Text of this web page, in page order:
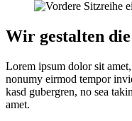
Wir gestalten
Lorem ipsum dolor sit
nonumy eirmod tempor
kasd gubergren, no sea
amet.